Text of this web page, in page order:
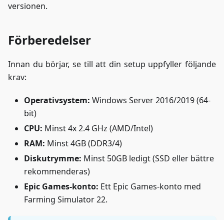
versionen.
Förberedelser
Innan du börjar, se till att din setup uppfyller följande
krav:
Operativsystem: Windows Server 2016/2019 (64-
bit)
CPU: Minst 4x 2.4 GHz (AMD/Intel)
RAM: Minst 4GB (DDR3/4)
Diskutrymme: Minst 50GB ledigt (SSD eller bättre
rekommenderas)
Epic Games-konto: Ett Epic Games-konto med
Farming Simulator 22.